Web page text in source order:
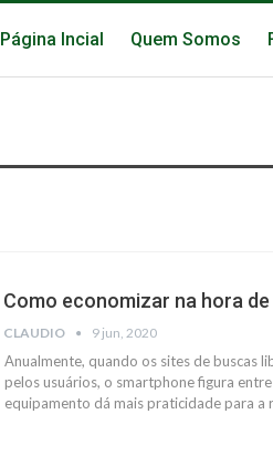
Página Incial Quem Somos
Como economizar na hora
CLAUDIO 9 jun, 2020
Anualmente, quando os sites de buscas
pelos usuários, o smartphone figura
equipamento dá mais praticidade para a